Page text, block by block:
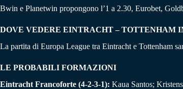
Bwin e Planetwin propongono l’1 a 2.30, Eurobet,
DOVE VEDERE EINTRACHT – TOTTENHAM
La partita di Europa League tra Eintracht e Tottenham
LE PROBABILI FORMAZIONI
Eintracht Francoforte (4-2-3-1): Kaua Santos;